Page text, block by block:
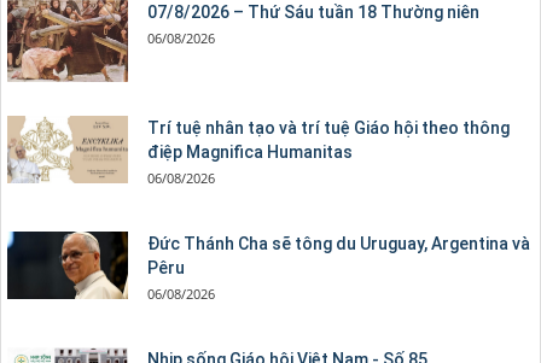
07/8/2026 – Thứ Sáu tuần 18 Thường niên
06/08/2026
Trí tuệ nhân tạo và trí tuệ Giáo hội theo thông
điệp Magnifica Humanitas
06/08/2026
Đức Thánh Cha sẽ tông du Uruguay, Argentina và
Pêru
06/08/2026